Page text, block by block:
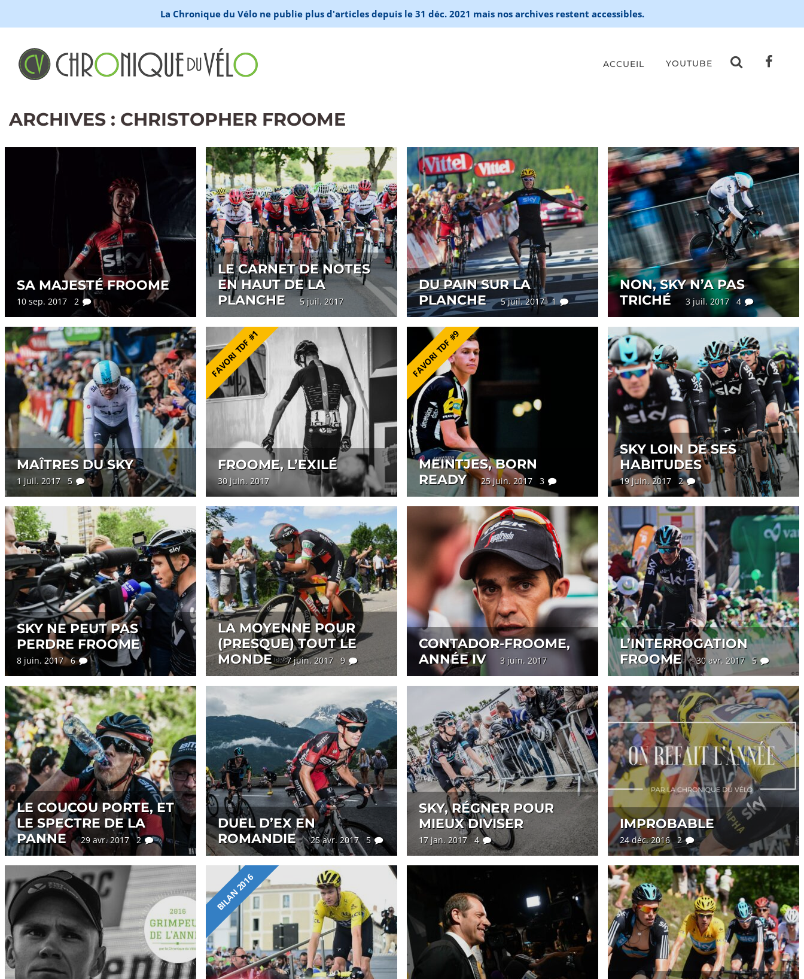
La Chronique du Vélo ne publie plus d'articles depuis le 31 déc. 2021 mais nos archives restent accessibles.
ACCUEIL YOUTUBE
ARCHIVES : CHRISTOPHER FROOME
SA MAJESTÉ FROOME
10 sep. 2017 2
LE CARNET DE NOTES
EN HAUT DE LA
PLANCHE
5 juil. 2017
DU PAIN SUR LA
PLANCHE
5 juil. 2017 1
NON, SKY N’A PAS
TRICHÉ
3 juil. 2017 4
MAÎTRES DU SKY
1 juil. 2017 5
FAVORI TDF #1
FROOME, L’EXILÉ
30 juin. 2017
FAVORI TDF #9
MEINTJES, BORN
READY
25 juin. 2017 3
SKY LOIN DE SES
HABITUDES
19 juin. 2017 2
SKY NE PEUT PAS
PERDRE FROOME
8 juin. 2017 6
LA MOYENNE POUR
(PRESQUE) TOUT LE
MONDE
7 juin. 2017 9
CONTADOR-FROOME,
ANNÉE IV
3 juin. 2017
L’INTERROGATION
FROOME
30 avr. 2017 5
LE COUCOU PORTE, ET
LE SPECTRE DE LA
PANNE
29 avr. 2017 2
DUEL D’EX EN
ROMANDIE
25 avr. 2017 5
SKY, RÉGNER POUR
MIEUX DIVISER
17 jan. 2017 4
IMPROBABLE
24 déc. 2016 2
BILAN 2016